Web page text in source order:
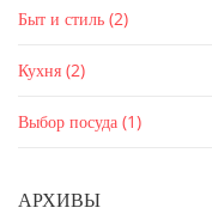
Быт и стиль (2)
Кухня (2)
Выбор посуда (1)
АРХИВЫ